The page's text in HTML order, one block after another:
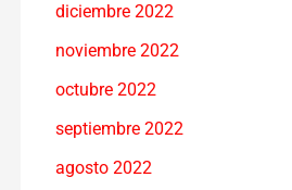
diciembre 2022
noviembre 2022
octubre 2022
septiembre 2022
agosto 2022